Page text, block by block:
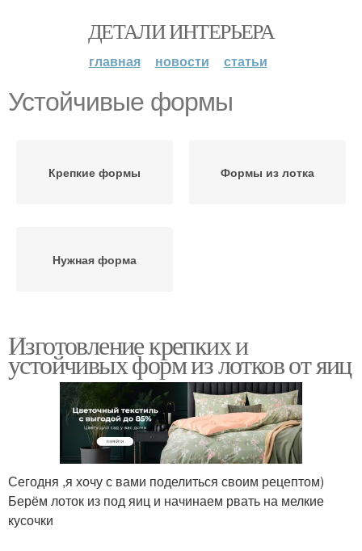
ДЕТАЛИ ИНТЕРЬЕРА
главная новости статьи
Устойчивые формы
Крепкие формы Формы из лотка
Нужная форма
Изготовление крепких и
устойчивых форм из лотков от яиц
Сегодня ,я хочу с вами поделиться своим рецептом)
Берём лоток из под яиц и начинаем рвать на мелкие
кусочки